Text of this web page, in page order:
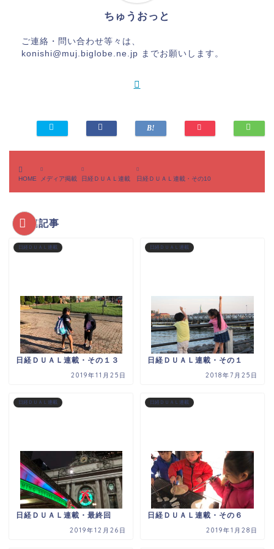
ちゅうおっと
ご連絡・問い合わせ等々は、
konishi@muj.biglobe.ne.jp までお願いします。
HOME メディア掲載 日経ＤＵＡＬ連載 日経ＤＵＡＬ連載・その10
関連記事
日経ＤＵＡＬ連載
日経ＤＵＡＬ連載・その１３
2019年11月25日
日経ＤＵＡＬ連載
日経ＤＵＡＬ連載・その１
2018年7月25日
日経ＤＵＡＬ連載
日経ＤＵＡＬ連載・最終回
2019年12月26日
日経ＤＵＡＬ連載
日経ＤＵＡＬ連載・その６
2019年1月28日